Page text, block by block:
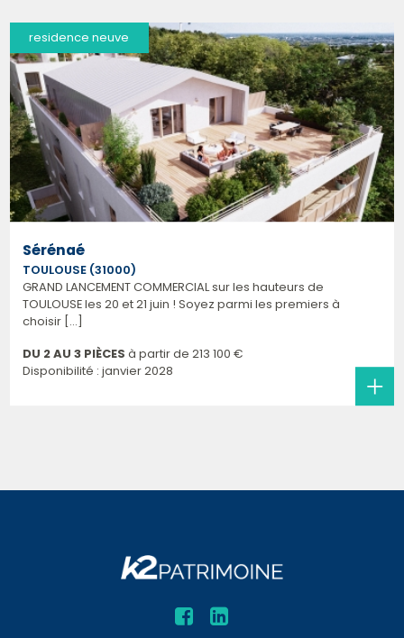
residence neuve
Sérénaé
TOULOUSE (31000)
GRAND LANCEMENT COMMERCIAL sur les hauteurs de
TOULOUSE les 20 et 21 juin ! Soyez parmi les premiers à
choisir [...]
DU 2 AU 3 PIÈCES à partir de 213 100 €
Disponibilité : janvier 2028